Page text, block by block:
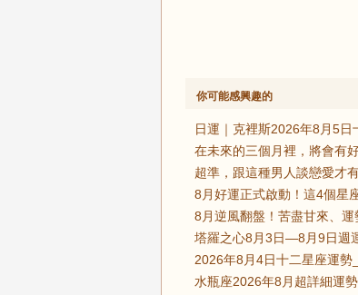
你可能感興趣的
日運｜克裡斯2026年8月5
在未來的三個月裡，將會有
超準，跟這種男人談戀愛才
8月好運正式啟動！這4個星
8月逆風翻盤！苦盡甘來、
塔羅之心8月3日—8月9日週
2026年8月4日十二星座運勢
水瓶座2026年8月超詳細運